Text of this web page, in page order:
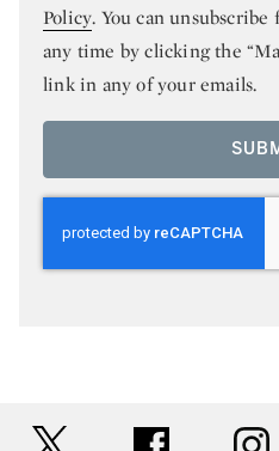
Policy. You can unsubscribe
any time by clicking the
link in any of your emails.
facebook